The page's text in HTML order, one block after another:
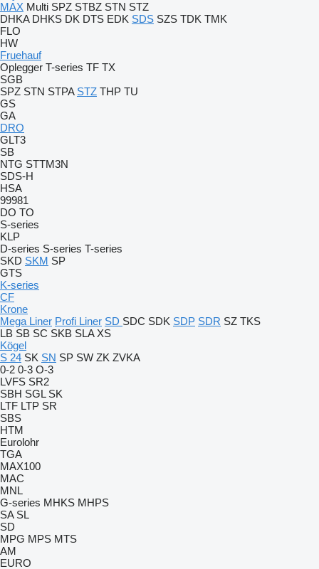
MAX Multi SPZ STBZ STN STZ
DHKA DHKS DK DTS EDK SDS SZS TDK TMK
FLO
HW
Fruehauf
Oplegger T-series TF TX
SGB
SPZ STN STPA STZ THP TU
GS
GA
DRO
GLT3
SB
NTG STTM3N
SDS-H
HSA
99981
DO TO
S-series
KLP
D-series S-series T-series
SKD SKM SP
GTS
K-series
CF
Krone
Mega Liner Profi Liner SD SDC SDK SDP SDR SZ TKS
LB SB SC SKB SLA XS
Kögel
S 24 SK SN SP SW ZK ZVKA
0-2 0-3 O-3
LVFS SR2
SBH SGL SK
LTF LTP SR
SBS
HTM
Eurolohr
TGA
MAX100
MAC
MNL
G-series MHKS MHPS
SA SL
SD
MPG MPS MTS
AM
EURO